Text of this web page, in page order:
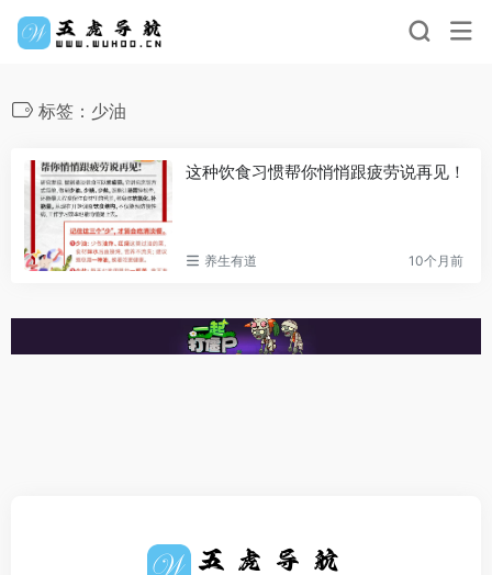
标签：少油
这种饮食习惯帮你悄悄跟疲劳说再见！
养生有道 10个月前